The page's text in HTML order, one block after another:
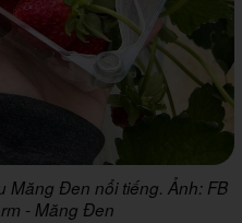
Măng Đen nổi tiếng. Ảnh: FB
- Măng Đen